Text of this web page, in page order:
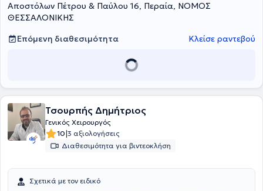
Αποστόλων Πέτρου & Παύλου 16, Περαία, ΝΟΜΟΣ
ΘΕΣΣΑΛΟΝΙΚΗΣ
Επόμενη διαθεσιμότητα
Κλείσε ραντεβού
Τσουρπής Δημήτριος
Γενικός Χειρουργός
10|3 αξιολογήσεις
Διαθεσιμότητα για βιντεοκλήση
Σχετικά με τον ειδικό